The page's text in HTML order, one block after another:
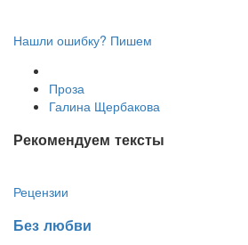
Нашли ошибку? Пишем
Проза
Галина Щербакова
Рекомендуем тексты
Рецензии
​Без любви